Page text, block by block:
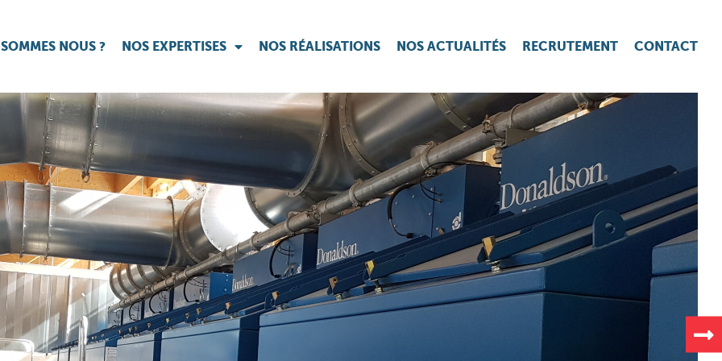
NOUS ? NOS EXPERTISES NOS RÉALISATIONS NOS ACTUALITÉS RECRUTEMENT CONTACT